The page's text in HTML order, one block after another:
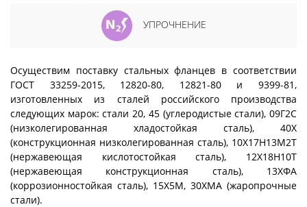
УПРОЧНЕНИЕ
Осуществим поставку стальных фланцев в соответствии
ГОСТ 33259-2015, 12820-80, 12821-80 и 9399-81,
изготовленных из сталей российского производства
следующих марок: стали 20, 45 (углеродистые стали), 09Г2С
(низколегированная хладостойкая сталь), 40Х
(конструкционная низколегированная сталь), 10Х17Н13М2Т
(нержавеющая кислотостойкая сталь), 12Х18Н10Т
(нержавеющая конструкционная сталь), 13ХФА
(коррозионностойкая сталь), 15Х5М, 30ХМА (жаропрочные
стали).